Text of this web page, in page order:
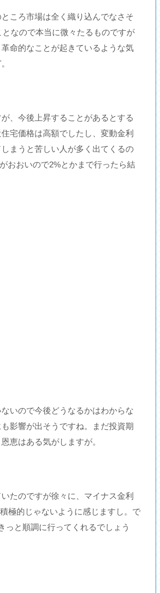
ころ市場は全く織り込んでなさそ
なので本当に微々たるものですが
命的なことが起きているような気
、今後上昇することがあるとする
宅価格は高額でしたし、変動金利
まうと苦しい人が多く出てくるの
おおいので2%とかまで行ったら結
いので今後どうなるかはわからな
影響が出そうですね。まだ投資期
恵はある気がしますが。
たのですが徐々に、マイナス金利
極的じゃないように感じますし。で
っと順調に行ってくれるでしょう